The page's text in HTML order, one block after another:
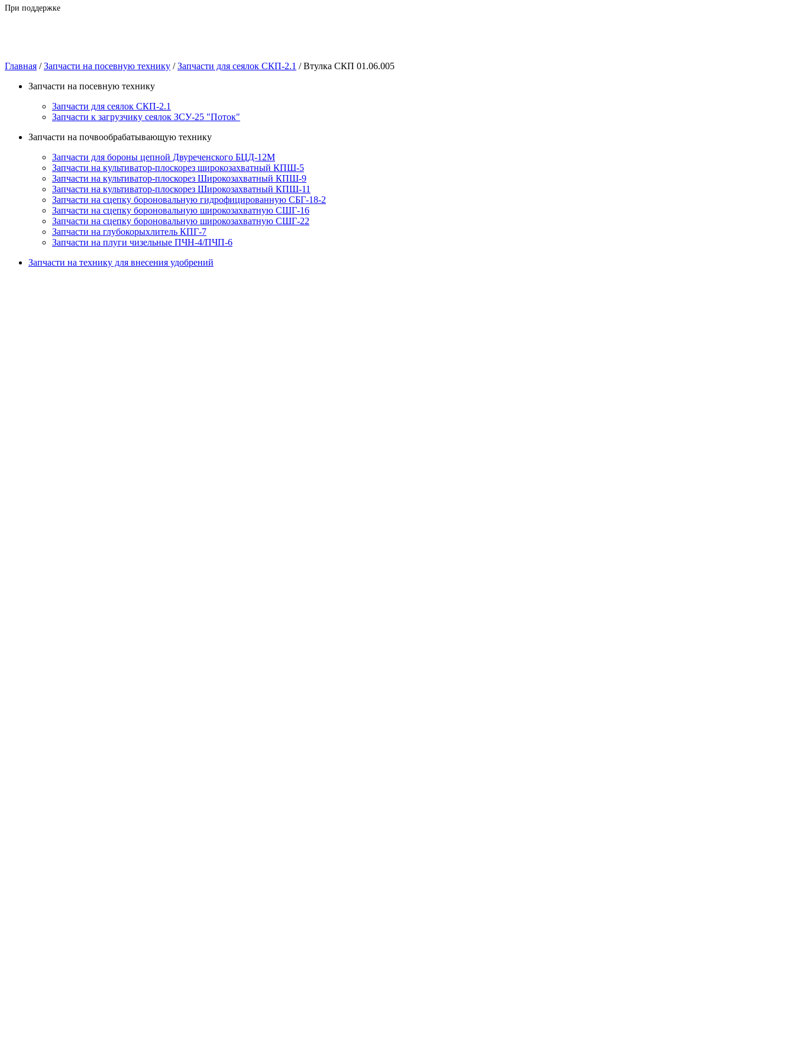
При поддержке
Главная /Запчасти на посевную технику /Запчасти для сеялок СКП-2.1 / Втулка СКП 01.06.005
Запчасти на посевную технику
Запчасти для сеялок СКП-2.1
Запчасти к загрузчику сеялок ЗСУ-25 "Поток"
Запчасти на почвообрабатывающую технику
Запчасти для бороны цепной Двуреченского БЦД-12М
Запчасти на культиватор-плоскорез широкозахватный КПШ-5
Запчасти на культиватор-плоскорез Широкозахватный КПШ-9
Запчасти на культиватор-плоскорез Широкозахватный КПШ-11
Запчасти на сцепку бороновальную гидрофицированную СБГ-18-2
Запчасти на сцепку бороновальную широкозахватную СШГ-16
Запчасти на сцепку бороновальную широкозахватную СШГ-22
Запчасти на глубокорыхлитель КПГ-7
Запчасти на плуги чизельные ПЧН-4/ПЧП-6
Запчасти на технику для внесения удобрений